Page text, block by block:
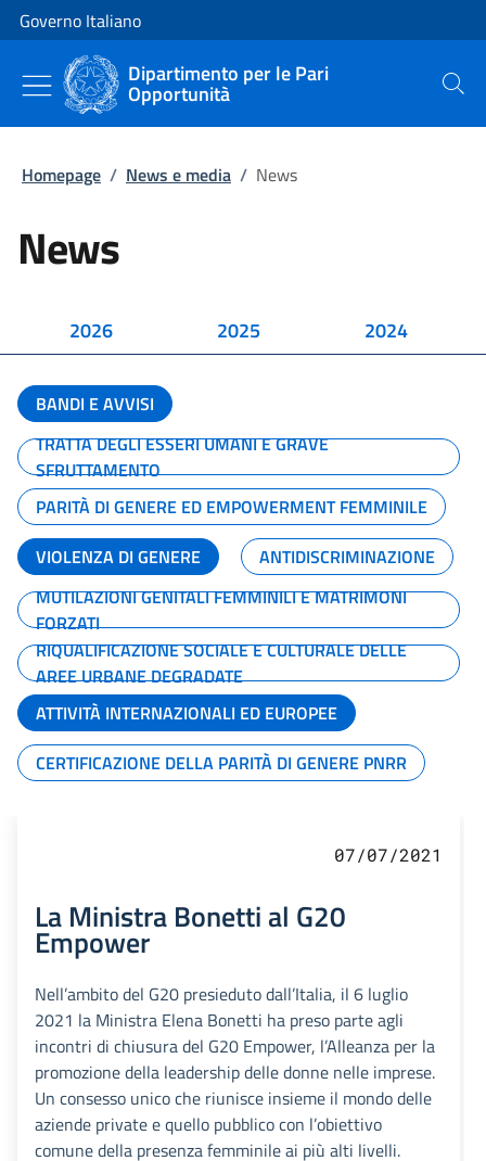
Vai al contenuto
Vai alla navigazione del sito
Governo Italiano
Dipartimento per le Pari
Opportunità Cerca
Homepage / News e media / News
News
2026 2025 2024
BANDI E AVVISI
TRATTA DEGLI ESSERI UMANI E GRAVE
SFRUTTAMENTO
PARITÀ DI GENERE ED EMPOWERMENT FEMMINILE
VIOLENZA DI GENERE
ANTIDISCRIMINAZIONE
MUTILAZIONI GENITALI FEMMINILI E MATRIMONI
FORZATI
RIQUALIFICAZIONE SOCIALE E CULTURALE DELLE
AREE URBANE DEGRADATE
ATTIVITÀ INTERNAZIONALI ED EUROPEE
CERTIFICAZIONE DELLA PARITÀ DI GENERE PNRR
07/07/2021
La Ministra Bonetti al G20
Empower
Nell’ambito del G20 presieduto dall’Italia, il 6 luglio
2021 la Ministra Elena Bonetti ha preso parte agli
incontri di chiusura del G20 Empower, l’Alleanza per la
promozione della leadership delle donne nelle imprese.
Un consesso unico che riunisce insieme il mondo delle
aziende private e quello pubblico con l’obiettivo
comune della presenza femminile ai più alti livelli.